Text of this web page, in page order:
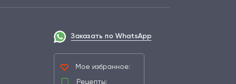
Заказать по WhatsApp
Мое избранное:
Рецепты: